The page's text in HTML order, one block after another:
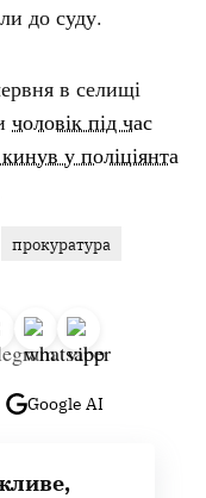
до суду.
в селищі
чоловік під час
у поліціянта
прокуратура
Google AI